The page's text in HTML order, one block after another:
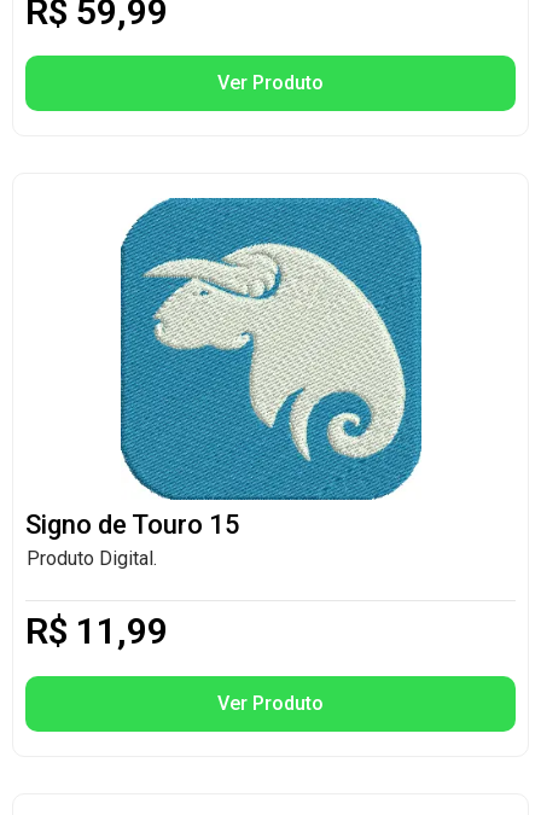
R$ 59,99
Ver Produto
Signo de Touro 15
Produto Digital.
R$ 11,99
Ver Produto